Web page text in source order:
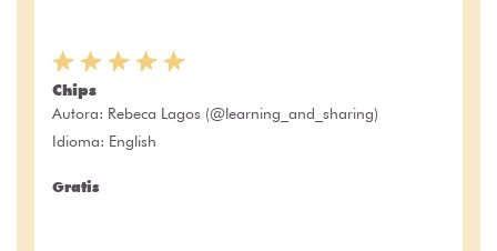
Chips
Autora: Rebeca Lagos (@learning_and_sharing)
Idioma: English
Gratis